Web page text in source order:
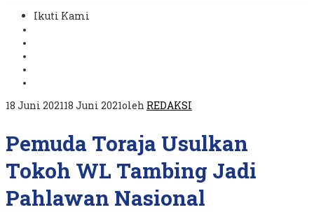
Ikuti Kami
18 Juni 202118 Juni 2021oleh REDAKSI
Pemuda Toraja Usulkan
Tokoh WL Tambing Jadi
Pahlawan Nasional